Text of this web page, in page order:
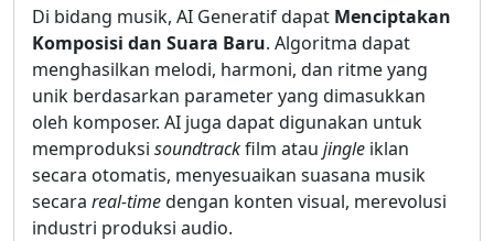
Di bidang musik, AI Generatif dapat Menciptakan
Komposisi dan Suara Baru. Algoritma dapat
menghasilkan melodi, harmoni, dan ritme yang
unik berdasarkan parameter yang dimasukkan
oleh komposer. AI juga dapat digunakan untuk
memproduksi soundtrackfilm atau jingle iklan
secara otomatis, menyesuaikan suasana musik
secara real-timedengan konten visual, merevolusi
industri produksi audio.